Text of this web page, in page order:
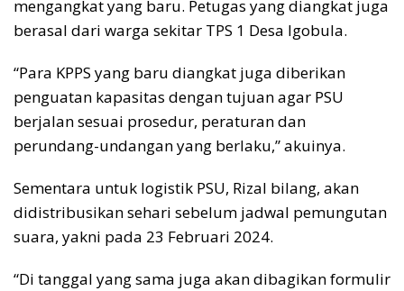
mengangkat yang baru. Petugas yang diangkat juga
berasal dari warga sekitar TPS 1 Desa Igobula.
“Para KPPS yang baru diangkat juga diberikan
penguatan kapasitas dengan tujuan agar PSU
berjalan sesuai prosedur, peraturan dan
perundang-undangan yang berlaku,” akuinya.
Sementara untuk logistik PSU, Rizal bilang, akan
didistribusikan sehari sebelum jadwal pemungutan
suara, yakni pada 23 Februari 2024.
“Di tanggal yang sama juga akan dibagikan formulir